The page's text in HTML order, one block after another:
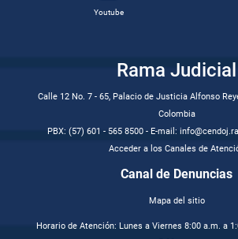
Youtube
Rama Judicial
Calle 12 No. 7 - 65, Palacio de Justicia Alfonso
Colombia
PBX: (57) 601 - 565 8500 - E-mail:
Acceder a los Canales de
Canal de Denuncias
Mapa del sitio
Horario de Atención: Lunes a Viernes 8:00 a.m. a